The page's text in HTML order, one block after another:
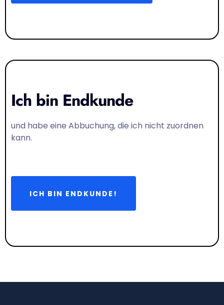
Ich bin Endkunde
und habe eine Abbuchung, die ich nicht zuordnen
kann.
ICH BIN ENDKUNDE!